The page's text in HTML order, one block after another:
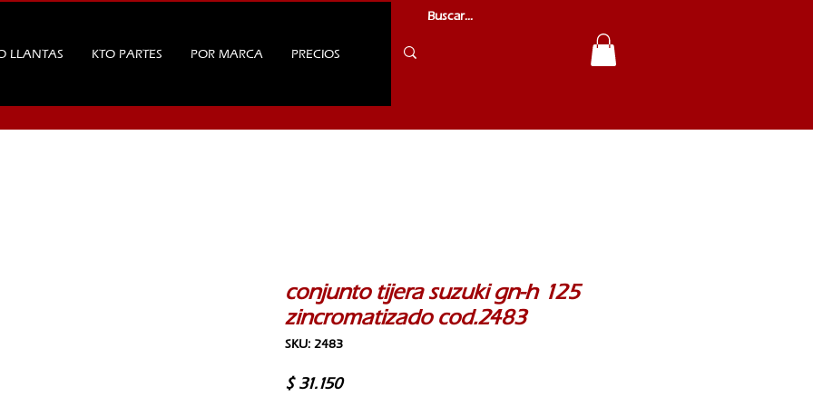
LLANTAS KTO PARTES POR MARCA PRECIOS
conjunto tijera suzuki gn-h 125
zincromatizado cod.2483
SKU: 2483
$ 31.150Precio